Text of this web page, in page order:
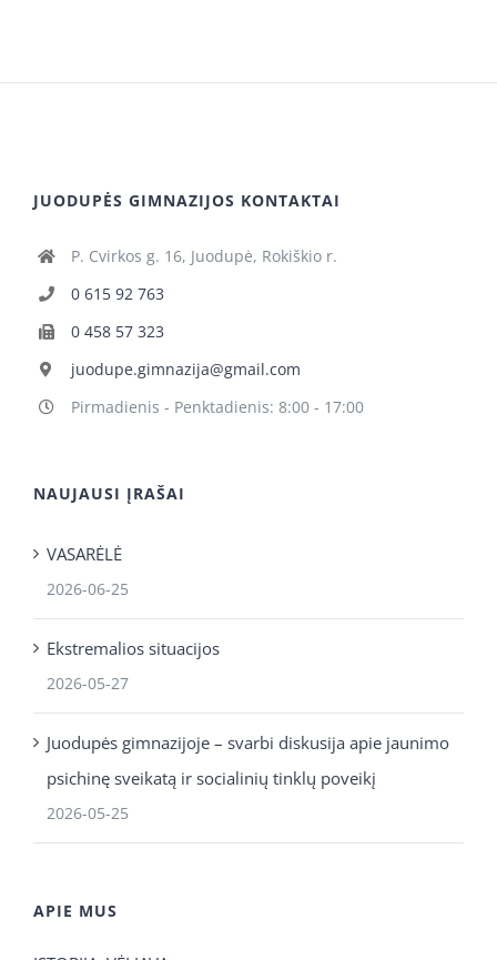
JUODUPĖS GIMNAZIJOS KONTAKTAI
P. Cvirkos g. 16, Juodupė, Rokiškio r.
0 615 92 763
0 458 57 323
juodupe.gimnazija@gmail.com
Pirmadienis - Penktadienis: 8:00 - 17:00
NAUJAUSI ĮRAŠAI
VASARĖLĖ
2026-06-25
Ekstremalios situacijos
2026-05-27
Juodupės gimnazijoje – svarbi diskusija apie jaunimo
psichinę sveikatą ir socialinių tinklų poveikį
2026-05-25
APIE MUS